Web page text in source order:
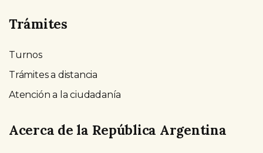
Trámites
Turnos
Trámites a distancia
Atención a la ciudadanía
Acerca de la República Argentina